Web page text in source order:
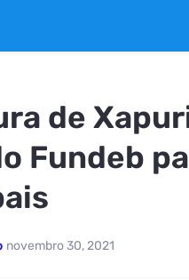
de
Fundeb
novembro 30, 2021